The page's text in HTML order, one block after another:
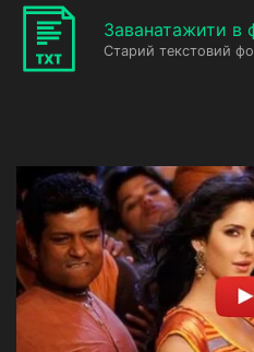
Заванатажити в
Старий текстовий